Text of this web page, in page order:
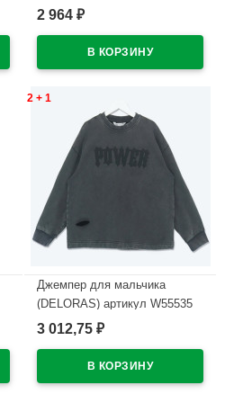
размер цвет черный
2 964 ₽
2 + 1
Джемпер для мальчика
(DELORAS) артикул W55535
размер 34/134-44/164 цвет
3 012,75 ₽